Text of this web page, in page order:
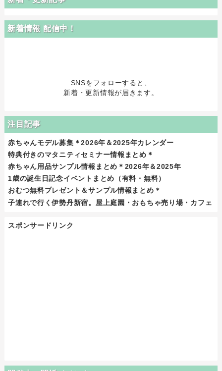
新着情報 配信中！
SNSをフォローすると、
新着・更新情報が届きます。
注目記事
赤ちゃんモデル募集＊2026年＆2025年カレンダー
特典付きのマタニティセミナー情報まとめ＊
赤ちゃん用品サンプル情報まとめ＊2026年＆2025年
1歳の誕生日記念イベントまとめ（有料・無料）
おむつ無料プレゼント＆サンプル情報まとめ＊
子連れで行く伊勢丹新宿。屋上庭園・おもちゃ売り場・カフェ
スポンサードリンク